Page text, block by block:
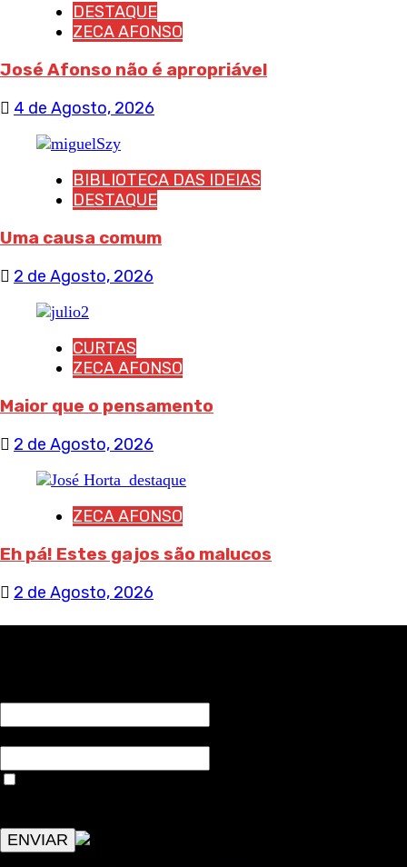
DESTAQUE
ZECA AFONSO
José Afonso não é apropriável
4 de Agosto, 2026
BIBLIOTECA DAS IDEIAS
DESTAQUE
Uma causa comum
2 de Agosto, 2026
CURTAS
ZECA AFONSO
Maior que o pensamento
2 de Agosto, 2026
ZECA AFONSO
Eh pá! Estes gajos são malucos
2 de Agosto, 2026